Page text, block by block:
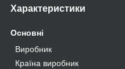
Характеристики
Основні
Виробник
Країна виробник